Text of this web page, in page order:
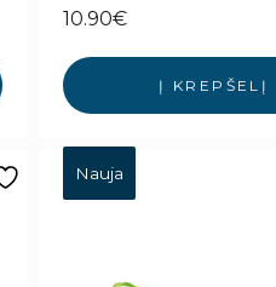
10.90€
Į KREPŠELĮ
Nauja